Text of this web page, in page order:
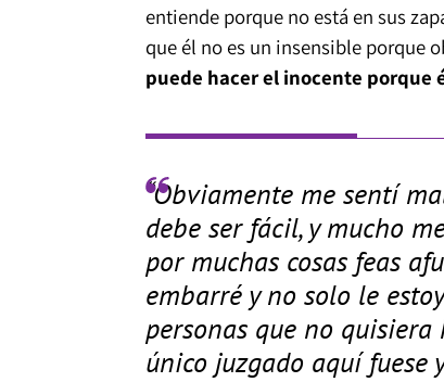
entiende porque no está en sus
que él no es un insensible porque
puede hacer el inocente
“Obviamente me sentí
debe ser fácil, y mucho
por muchas cosas feas
embarré y no solo le
personas que no
único juzgado aquí fuese